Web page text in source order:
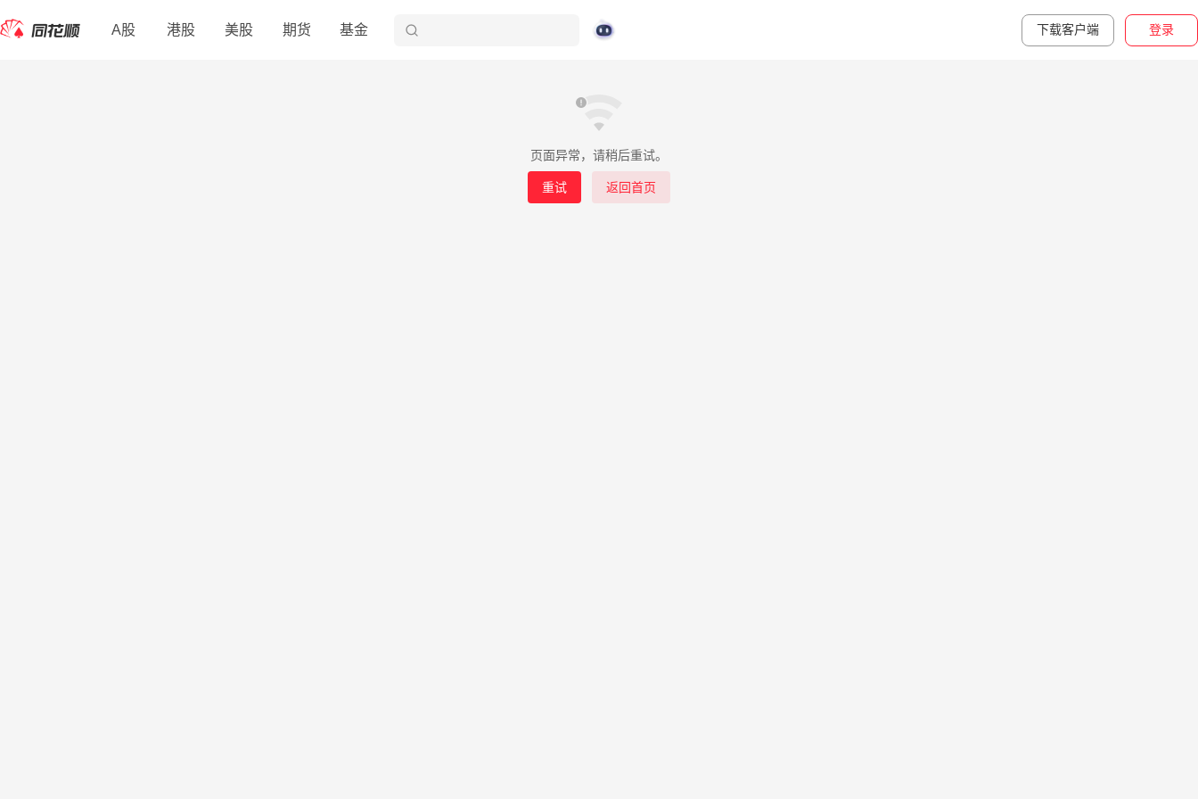
A股 港股 美股 期货 基金 下载客户端 登录
页面异常，请稍后重试。
重试 返回首页